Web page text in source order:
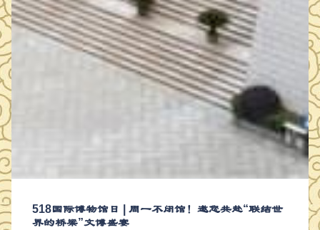
518国际博物馆日 | 周一不闭馆！邀您共赴“联结世
界的桥梁”文博盛宴